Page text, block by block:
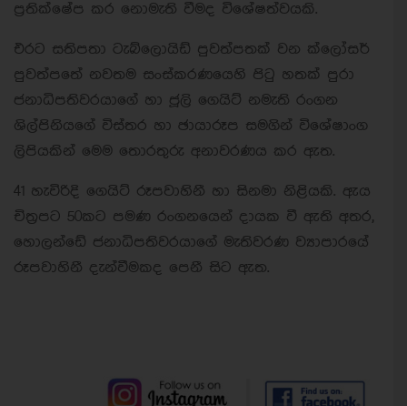
ප්‍රතික්ෂේප කර නොමැති වීමද විශේෂත්වයකි.
එරට සතිපතා ටැබ්ලොයිඩ් පුවත්පතක් වන ක්ලෝසර්
පුවත්පතේ නවතම සංස්කරණයෙහි පිටු හතක් පුරා
ජනාධිපතිවරයාගේ හා ජූලි ගෙයිට් නමැති රංගන
ශිල්පිනියගේ විස්තර හා ඡායාරූප සමගින් විශේෂාංග
ලිපියකින් මෙම තොරතුරු අනාවරණය කර ඇත.
41 හැවිරිදි ගෙයිට් රූපවාහිනී හා සිනමා නිළියකි. ඇය
චිත්‍රපට 50කට පමණ රංගනයෙන් දායක වී ඇති අතර,
හොලන්ඩේ ජනාධිපතිවරයාගේ මැතිවරණ ව්‍යාපාරයේ
රූපවාහිනී දැන්වීමකද පෙනී සිට ඇත.